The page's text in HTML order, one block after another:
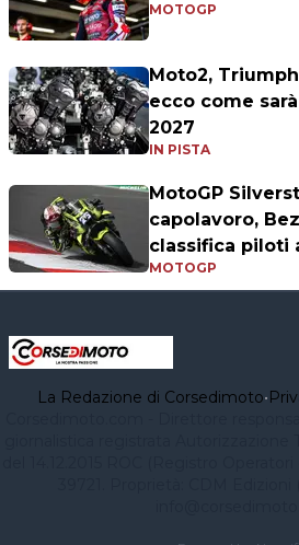
MOTOGP
Moto2,
ecco come
2027
IN PISTA
MotoGP
capolavoro,
classifica piloti
MOTOGP
La Redazione di Corsedimoto•